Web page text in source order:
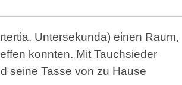
Untersekunda) einen Raum,
konnten. Mit Tauchsieder
seine Tasse von zu Hause